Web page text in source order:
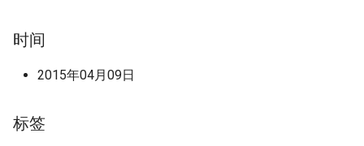
时间
2015年04月09日
标签